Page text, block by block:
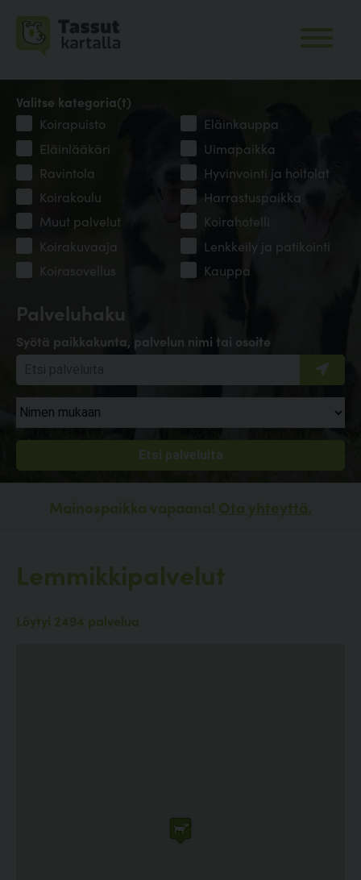
Palveluhaku
Syötä paikkakunta, palvelun nimi tai osoite
Valitse kategoria(t)
Koirapuisto
Eläinkauppa
Eläinlääkäri
Uimapaikka
Ravintola
Hyvinvointi ja hoitolat
Koirakoulu
Harrastuspaikka
Muut palvelut
Koirahotelli
Koirakuvaaja
Lenkkeily ja patikointi
Koirasovellus
Kauppa
Mainospaikka vapaana! Ota yhteyttä.
Lemmikkipalvelut
Löytyi 2494 palvelua